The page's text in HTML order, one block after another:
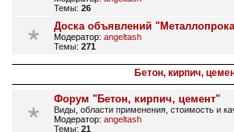
Темы: 26
Доска объявлений
Модератор: angeltash
Темы: 271
Бетон, кирпич,
Форум "Бетон, кирпич, цемент"
Виды, области применения, стоимость и
Модератор: angeltash
Темы: 21